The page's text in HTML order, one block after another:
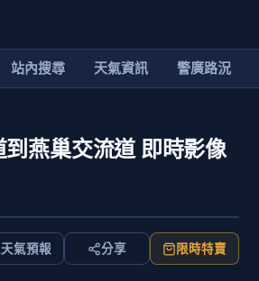
站內搜尋 天氣資訊 警廣路況
燕巢交流道 即時影像
氣預報 分享 限時特賣